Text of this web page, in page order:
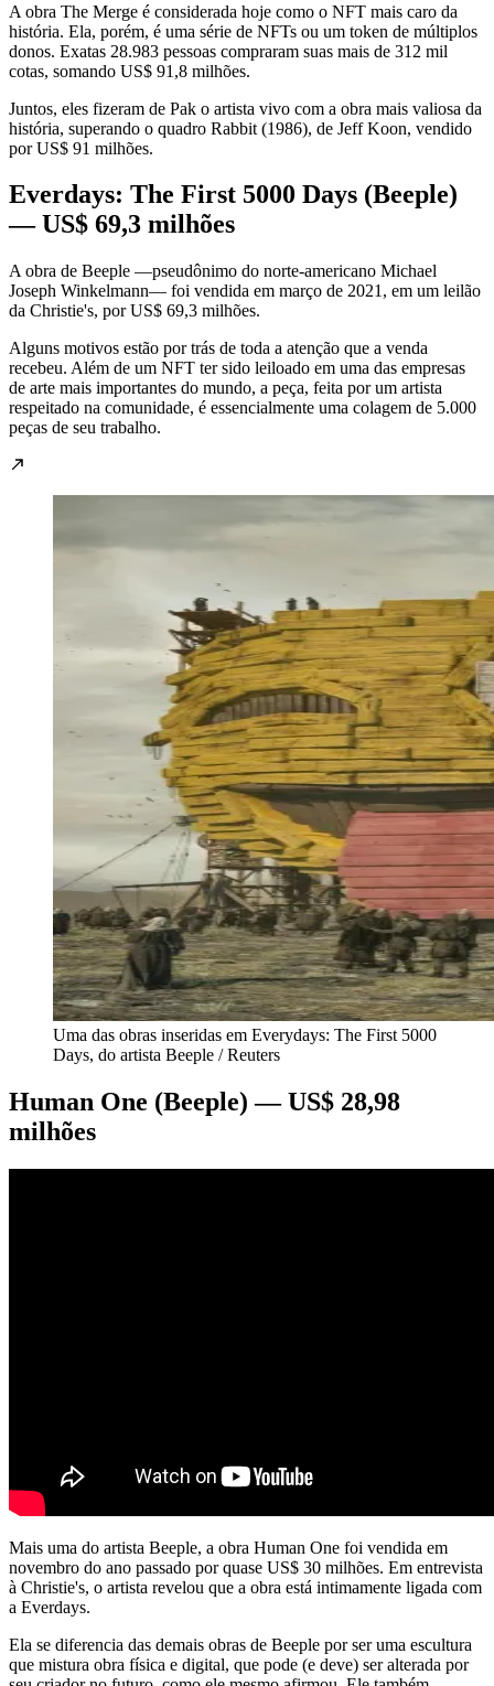
A obra The Merge é considerada hoje como o NFT mais caro da
história. Ela, porém, é uma série de NFTs ou um token de múltiplos
donos. Exatas 28.983 pessoas compraram suas mais de 312 mil
cotas, somando US$ 91,8 milhões.
Juntos, eles fizeram de Pak o artista vivo com a obra mais valiosa da
história, superando o quadro Rabbit (1986), de Jeff Koon, vendido
por US$ 91 milhões.
Everdays: The First 5000 Days (Beeple)
— US$ 69,3 milhões
A obra de Beeple —pseudônimo do norte-americano Michael
Joseph Winkelmann— foi vendida em março de 2021, em um leilão
da Christie's, por US$ 69,3 milhões.
Alguns motivos estão por trás de toda a atenção que a venda
recebeu. Além de um NFT ter sido leiloado em uma das empresas
de arte mais importantes do mundo, a peça, feita por um artista
respeitado na comunidade, é essencialmente uma colagem de 5.000
peças de seu trabalho.
Uma das obras inseridas em Everydays: The First 5000
Days, do artista Beeple / Reuters
Human One (Beeple) — US$ 28,98
milhões
Mais uma do artista Beeple, a obra Human One foi vendida em
novembro do ano passado por quase US$ 30 milhões. Em entrevista
à Christie's, o artista revelou que a obra está intimamente ligada com
a Everdays.
Ela se diferencia das demais obras de Beeple por ser uma escultura
que mistura obra física e digital, que pode (e deve) ser alterada por